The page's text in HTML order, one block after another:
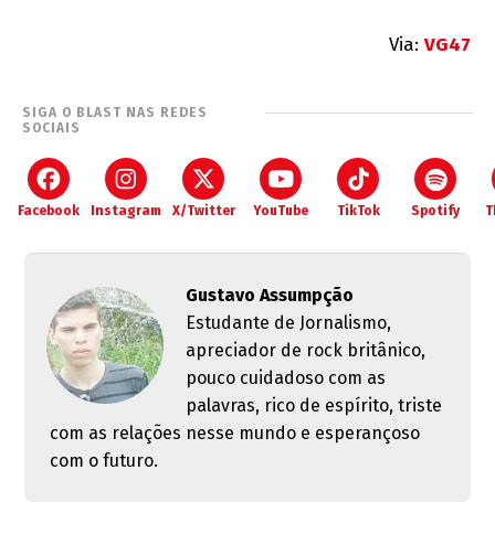
Via: VG47
SIGA O BLAST NAS REDES
SOCIAIS
Facebook Instagram X/Twitter YouTube TikTok Spotify
Gustavo Assumpção
Estudante de Jornalismo,
apreciador de rock britânico,
pouco cuidadoso com as
palavras, rico de espírito, triste
com as relações nesse mundo e esperançoso
com o futuro.